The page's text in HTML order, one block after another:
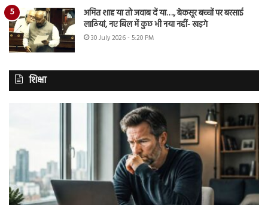
अमित शाह या तो जवाब दें या…., बेकसूर बच्चों पर बरसाई
लाठियां, नए बिल में कुछ भी नया नहीं- खड़गे
30 July 2026 - 5:20 PM
शिक्षा